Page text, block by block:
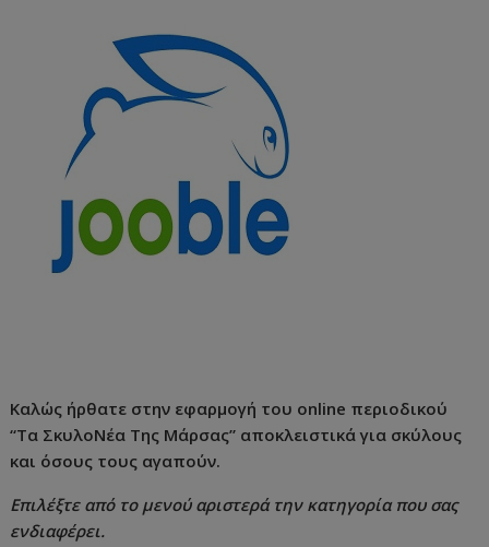
Καλώς ήρθατε στην εφαρμογή του online περιοδικού
“Τα ΣκυλοΝέα Της Μάρσας” αποκλειστικά για σκύλους
και όσους τους αγαπούν.
Επιλέξτε από το μενού αριστερά την κατηγορία που σας
ενδιαφέρει.